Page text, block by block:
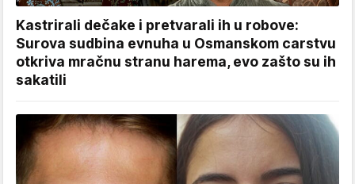
Kastrirali dečake i pretvarali ih u robove:
Surova sudbina evnuha u Osmanskom carstvu
otkriva mračnu stranu harema, evo zašto su ih
sakatili